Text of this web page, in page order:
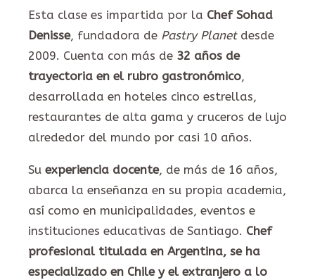
Esta clase es impartida por la Chef Sohad
Denisse, fundadora de Pastry Planetdesde
2009. Cuenta con más de 32 años de
trayectoria en el rubro gastronómico,
desarrollada en hoteles cinco estrellas,
restaurantes de alta gama y cruceros de lujo
alrededor del mundo por casi 10 años.
Su experiencia docente, de más de 16 años,
abarca la enseñanza en su propia academia,
así como en municipalidades, eventos e
instituciones educativas de Santiago. Chef
profesional titulada en Argentina, se ha
especializado en Chile y el extranjero a lo